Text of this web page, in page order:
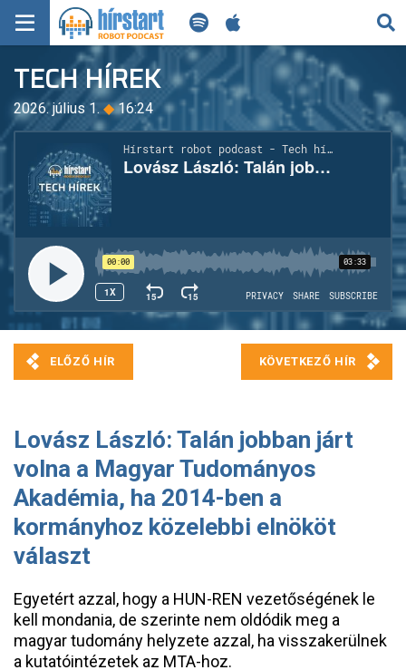
KERESÉS
KEZDŐLAP
FRISS HÍREK
TECH HÍREK
FILM-ZENE-SZÓRAKOZÁS
PLAYLIST
MI AZ A ROBOT PODCAST?
TECH HÍREK
2026. július 1. ◆16:24
Lovász László: Talán jobban járt
volna a Magyar Tudományos
Akadémia, ha 2014-ben a
kormányhoz közelebbi elnököt
választ
Egyetért azzal, hogy a HUN-REN vezetőségének le
kell mondania, de szerinte nem oldódik meg a
magyar tudomány helyzete azzal, ha visszakerülnek
a kutatóintézetek az MTA-hoz.